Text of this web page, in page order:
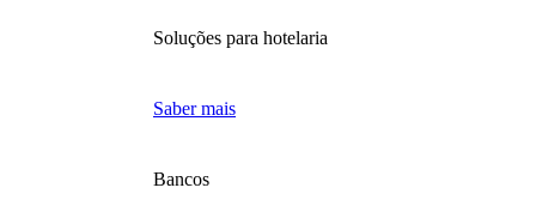
Soluções para hotelaria
Saber mais
Bancos